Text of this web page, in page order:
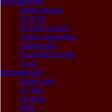
Publikationen
SONNE
SONNE Archiv
Artikel einreichen
Datenarchiv
Datenblatt Archiv
Links
Dateneingabe
Relativzahl
A-Netz
H-alpha
SDO